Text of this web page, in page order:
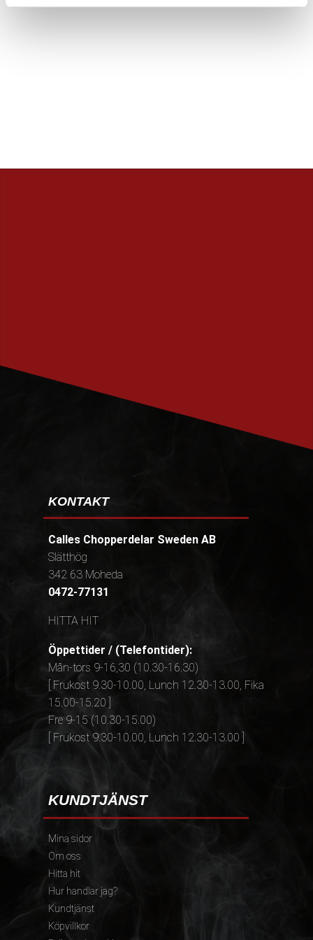
KONTAKT
Calles Chopperdelar Sweden AB
Slätthög
342 63 Moheda
0472-77131
HITTA HIT
Öppettider / (Telefontider):
Mån-tors 9-16,30 (10.30-16.30)
[ Frukost 9.30-10.00, Lunch 12.30-13.00, Fika
15.00-15.20 ]
Fre 9-15 (10.30-15.00)
[ Frukost 9.30-10.00, Lunch 12.30-13.00 ]
KUNDTJÄNST
Mina sidor
Om oss
Hitta hit
Hur handlar jag?
Kundtjänst
Köpvillkor